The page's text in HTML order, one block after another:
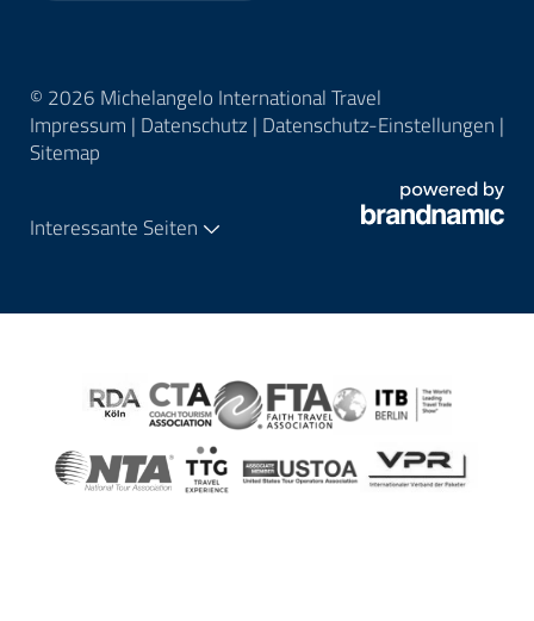
© 2026 Michelangelo International Travel
Impressum | Datenschutz | Datenschutz-Einstellungen |
Sitemap
Interessante Seiten